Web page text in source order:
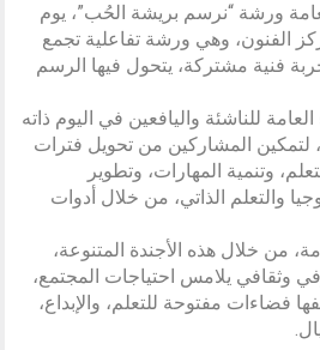
ورشة “نرسم بريشة الحُب”، يوم
2026، في مركز الفنون، وهي ورشة تفاعلية تجمع
فنية مشتركة، يتحول فيها الرسم
للناشئة واليافعين في اليوم ذاته
لتمكين المشاركين من تحويل فترات
وتنمية المهارات، وتطوير
والتعلم الذاتي، من خلال أدوات
من خلال هذه الأجندة المتنوعة،
وثقافي يلامس احتياجات المجتمع،
فضاءات مفتوحة للتعلم، والإبداع،